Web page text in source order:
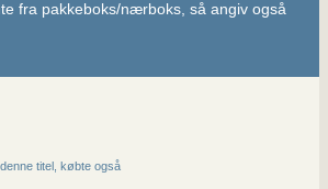
fra pakkeboks/nærboks, så angiv også
titel, købte også